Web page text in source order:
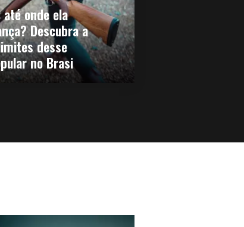
onde ela
Descubra a
desse
no Brasi